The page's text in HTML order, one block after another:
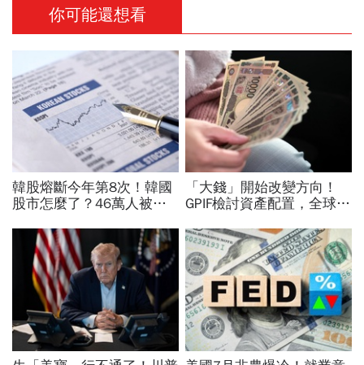
你可能還想看
韓股熔斷今年第8次！韓國
股市怎麼了？46萬人被
人有8人慘虧：結婚錢養老
金歸零
「大錢」開始改變方向！
GPIF檢討資產配置，全球資